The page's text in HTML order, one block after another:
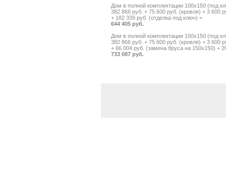
Дом в полной комплектации 100х150 (под
382 866 руб. + 75 600 руб. (кровля) + 3 600
+ 182 339 руб. (отделка под ключ) =
644 405 руб.
Дом в полной комплектации 150х150 (под
382 866 руб. + 75 600 руб. (кровля) + 3 600
+ 66 004 руб. (замена бруса на 150х150) +
733 087 руб.